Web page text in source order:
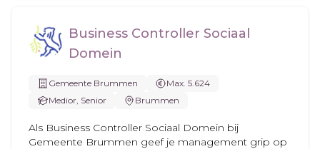
Business Controller Sociaal
Domein
Gemeente Brummen
Max. 5.624
Medior, Senior
Brummen
Als Business Controller Sociaal Domein bij
Gemeente Brummen geef je management grip op